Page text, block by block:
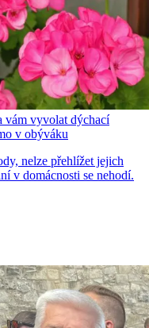
vám vyvolat dýchací
v obýváku
nelze přehlížet jejich
v domácnosti se nehodí.